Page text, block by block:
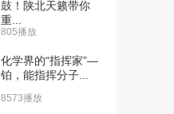
鼓！陕北天籁带你
重...
805播放
化学界的“指挥家”—
铂，能指挥分子...
8573播放